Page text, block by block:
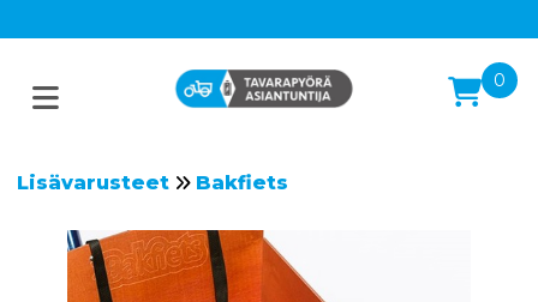
0
Lisävarusteet Bakfiets